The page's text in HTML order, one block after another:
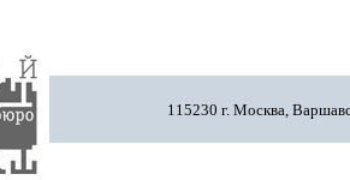
115230 г. Москва,